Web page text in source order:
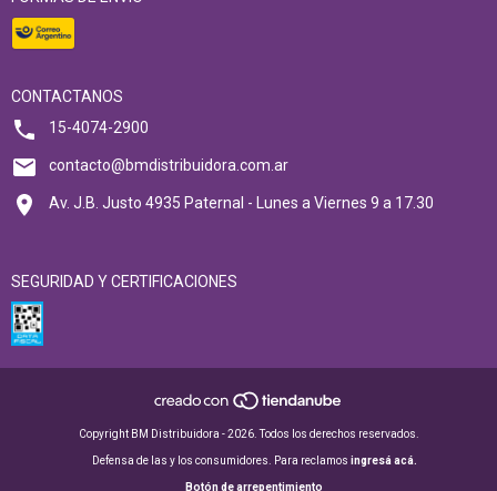
CONTACTANOS
15-4074-2900
contacto@bmdistribuidora.com.ar
Av. J.B. Justo 4935 Paternal - Lunes a Viernes 9 a 17.30
SEGURIDAD Y CERTIFICACIONES
Copyright BM Distribuidora - 2026. Todos los derechos reservados.
Defensa de las y los consumidores. Para reclamos ingresá acá.
Botón de arrepentimiento